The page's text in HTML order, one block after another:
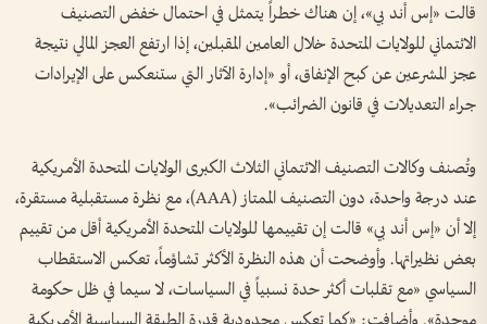
قالت «إس أند بي»، إن هناك خطراً يتمثل في احتمال خفض التصنيف
الائتماني للولايات المتحدة خلال العامين المقبلين، إذا ارتفع العجز المالي نتيجة
عجز المشرعين عن كبح الإنفاق، أو «إدارة الآثار التي ستنعكس على الإيرادات
جراء التعديلات في قانون الضرائب».
وتُصنف وكالات التصنيف الائتماني الثلاث الكبرى الولايات المتحدة الأمريكية
عند درجة واحدة، دون التصنيف الممتاز (AAA)، مع نظرة مستقبلية مستقرة،
إلا أن «إس أند بي» قالت إن تقييمها للولايات المتحدة الأمريكية أقل من تقييم
بعض نظيراتها. وأوضحت أن هذه النظرة الأكثر تشاؤماً، تعكس الاستقطاب
السياسي «مع تقلبات أكثر حدة نسبياً في السياسات، لا سيما في ظل حكومة